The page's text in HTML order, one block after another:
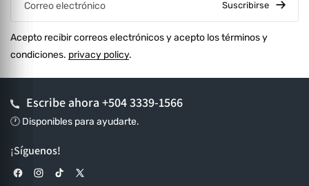
Correo electrónico Suscribirse
Acepto recibir correos electrónicos y acepto los términos y
condiciones. privacy policy.
Escribe ahora +504 3339-1566
🕐 Disponibles para ayudarte.
¡Síguenos!